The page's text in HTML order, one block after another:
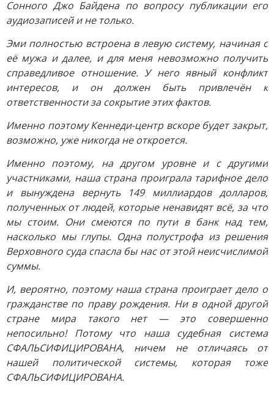
Сонного Джо Байдена по вопросу публикации его
аудиозаписей и не только.
Эми полностью встроена в левую систему, начиная с
её мужа и далее, и для меня невозможно получить
справедливое отношение. У него явный конфликт
интересов, и он должен быть привлечён к
ответственности за сокрытие этих фактов.
Именно поэтому Кеннеди-центр вскоре будет закрыт,
возможно, уже никогда не откроется.
Именно поэтому, на другом уровне и с другими
участниками, наша страна проиграла тарифное дело
и вынуждена вернуть 149 миллиардов долларов,
полученных от людей, которые ненавидят всё, за что
мы стоим. Они смеются по пути в банк над тем,
насколько мы глупы. Одна полустрофа из решения
Верховного суда спасла бы нас от этой неисчислимой
суммы.
И, вероятно, поэтому наша страна проиграет дело о
гражданстве по праву рождения. Ни в одной другой
стране мира такого нет — это совершенно
непосильно! Потому что наша судебная система
СФАЛЬСИФИЦИРОВАНА, ничем не отличаясь от
нашей политической системы, которая тоже
СФАЛЬСИФИЦИРОВАНА.